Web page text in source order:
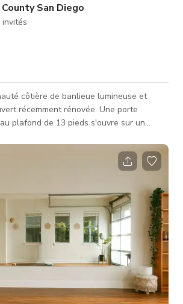
San Diego
invités
côtière de banlieue lumineuse et
récemment rénovée. Une porte
plafond de 13 pieds s'ouvre sur un
piscine / jacuzzi, un foyer extérieur,
chaises longues, une table à manger et
avec mur en panneaux de bois blanc,
et